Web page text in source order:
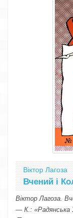
Віктор Лагоза
Вчений і
Віктор Лагоза.
— К.: «Радянська